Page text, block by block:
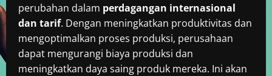
perubahan dalam perdagangan internasional
dan tarif. Dengan meningkatkan produktivitas dan
mengoptimalkan proses produksi, perusahaan
dapat mengurangi biaya produksi dan
meningkatkan daya saing produk mereka. Ini akan